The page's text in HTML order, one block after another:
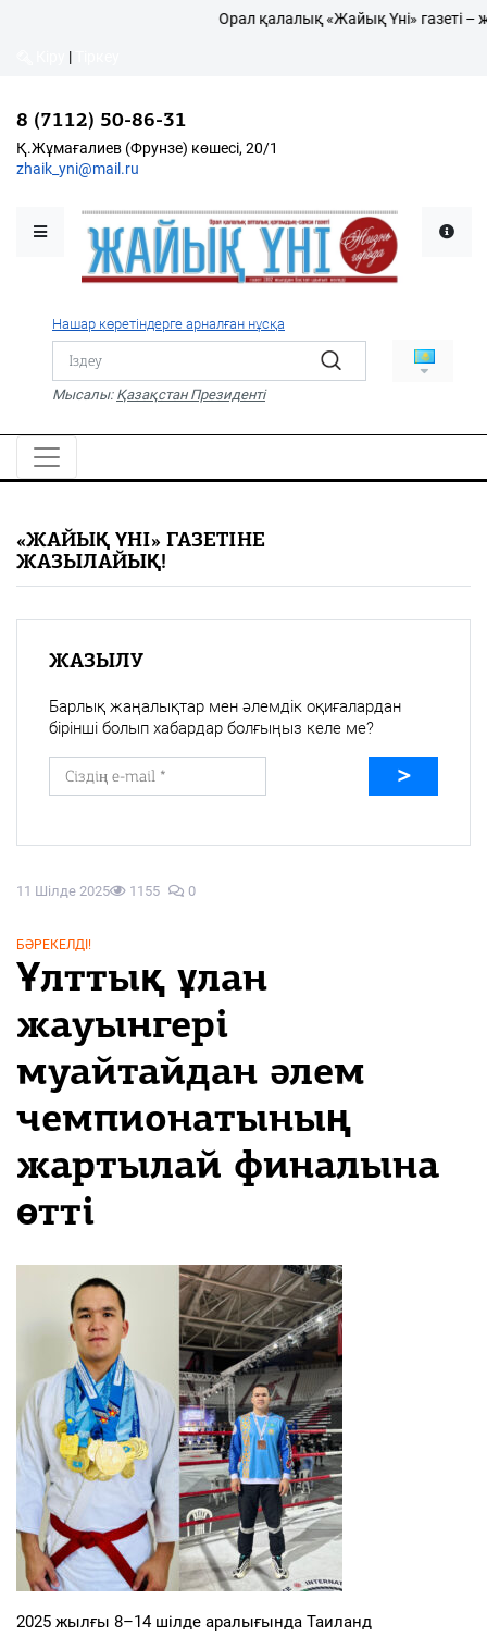
Қалалықтар қаперіне
Қоғам
Дені сау ұлт
Спорт
Жалын
PDF
«Жайық үні» — 33 жыл
Каталог
Қ.Жұмағалиев (Фрунзе)
Орал қалалық «Жайық Үні» газеті –
|
8 (7112) 50-86-31
Қ.Жұмағалиев (Фрунзе) көшесі, 20/1
zhaik_yni@mail.ru
Нашар көретіндерге арналған нұсқа
Мысалы: Қазақстан Президенті
11 Шілде 2025 1155 0
БӘРЕКЕЛДІ!
Ұлттық ұлан
жауынгері
муайтайдан әлем
чемпионатының
жартылай финалына
өтті
2025 жылғы 8–14 шілде аралығында Таиланд
«ЖАЙЫҚ ҮНІ» ГАЗЕТІНЕ
ЖАЗЫЛАЙЫҚ!
ЖАЗЫЛУ
Барлық жаңалықтар мен әлемдік оқиғалардан
бірінші болып хабардар болғыңыз келе ме?